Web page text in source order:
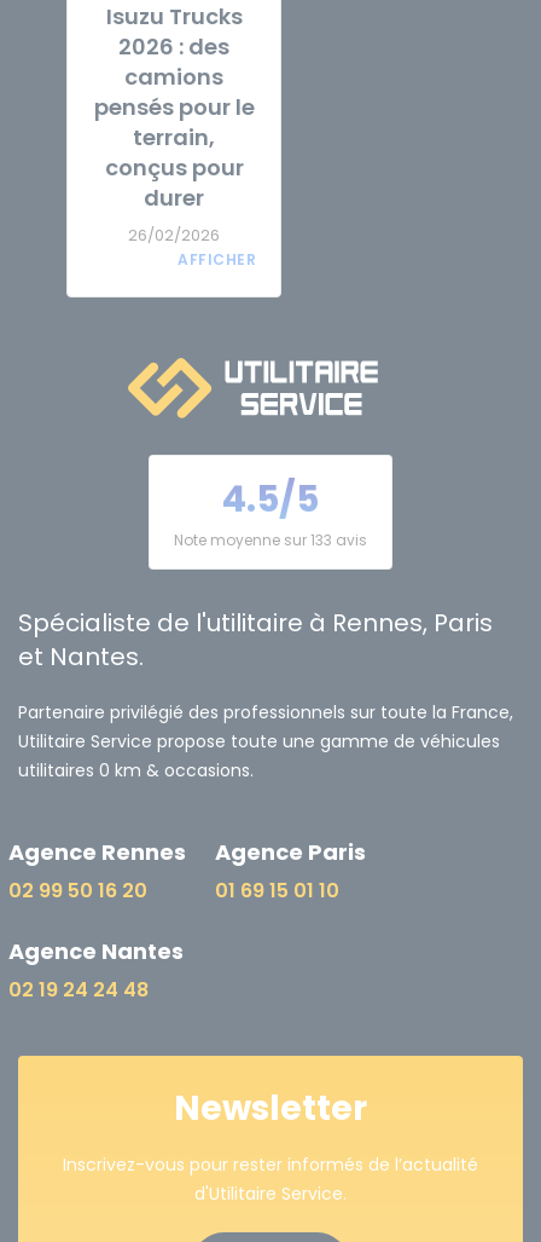
Isuzu Trucks
2026 : des
camions
pensés pour le
terrain,
conçus pour
durer
26/02/2026
4.5/5
Note moyenne sur 133 avis
Spécialiste de l'utilitaire à Rennes, Paris
et Nantes.
Partenaire privilégié des professionnels sur toute la France,
Utilitaire Service propose toute une gamme de véhicules
utilitaires 0 km & occasions.
Agence Rennes
02 99 50 16 20
Agence Paris
01 69 15 01 10
Agence Nantes
02 19 24 24 48
Newsletter
Inscrivez-vous pour rester informés de l’actualité
d'Utilitaire Service.